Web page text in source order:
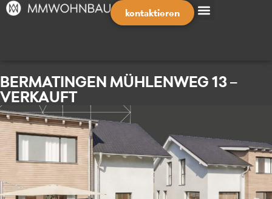
kontaktieren
BERMATINGEN MÜHLENWEG 13 –
VERKAUFT